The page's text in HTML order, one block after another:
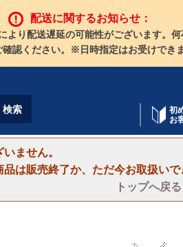
配送に関するお知らせ：
より配送遅延の可能性がございます。何
認ください。※日時指定はお受けでき
初
お
ません。
品は販売終了か、ただ今お取扱いで
トップへ戻る